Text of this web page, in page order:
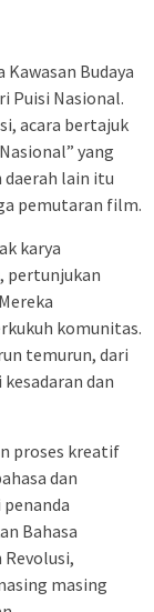
Budaya
Puisi Nasional.
acara bertajuk
yang
daerah lain itu
pemutaran film.
karya
pertunjukan
komunitas.
temurun, dari
dan
proses kreatif
dan
Bahasa
masing